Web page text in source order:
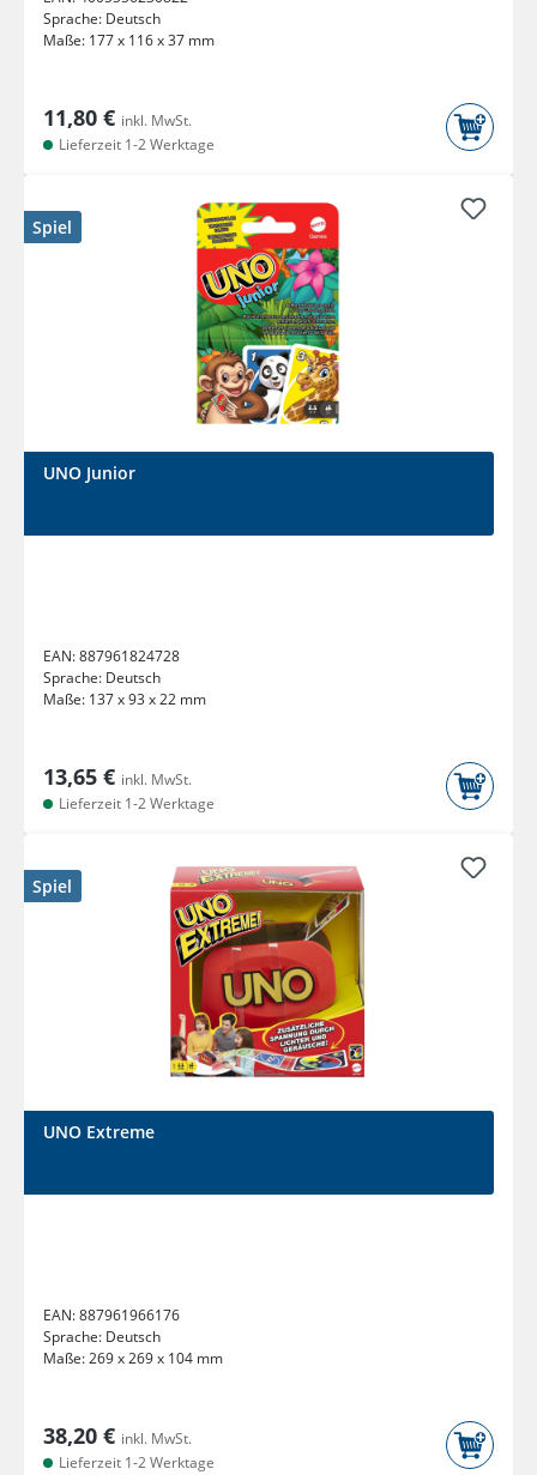
Sprache: Deutsch
Maße: 177 x 116 x 37 mm
11,80 € inkl. MwSt.
Lieferzeit 1-2 Werktage
Spiel
UNO Junior
EAN:887961824728
Sprache: Deutsch
Maße: 137 x 93 x 22 mm
13,65 € inkl. MwSt.
Lieferzeit 1-2 Werktage
Spiel
UNO Extreme
EAN:887961966176
Sprache: Deutsch
Maße:269 x 269 x 104 mm
38,20 € inkl. MwSt.
Lieferzeit 1-2 Werktage